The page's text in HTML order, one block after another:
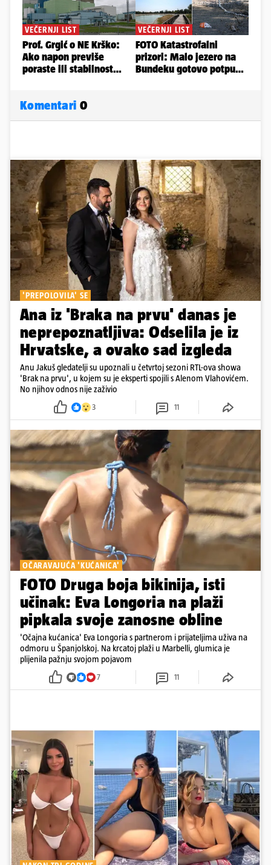
Komentari 0
'PREPOLOVILA' SE
Ana iz 'Braka na prvu' danas je
neprepoznatljiva: Odselila je iz
Hrvatske, a ovako sad izgleda
Anu Jakuš gledatelji su upoznali u četvrtoj sezoni RTL-ova showa
'Brak na prvu', u kojem su je eksperti spojili s Alenom Vlahovićem.
No njihov odnos nije zaživio
3 11
OČARAVAJUĆA 'KUĆANICA'
FOTO Druga boja bikinija, isti
učinak: Eva Longoria na plaži
pipkala svoje zanosne obline
'Očajna kućanica' Eva Longoria s partnerom i prijateljima uživa na
odmoru u Španjolskoj. Na krcatoj plaži u Marbelli, glumica je
plijenila pažnju svojom pojavom
7 11